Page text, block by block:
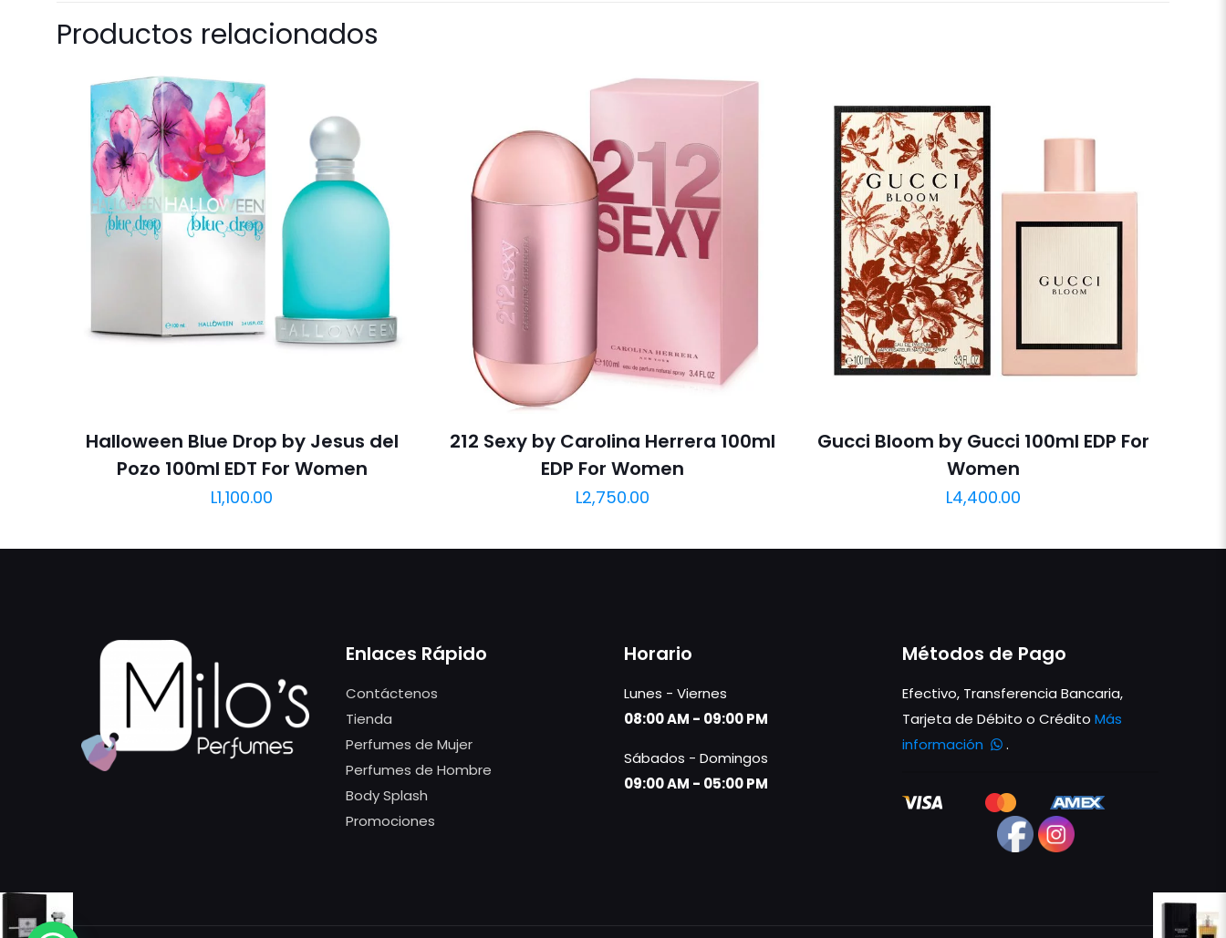
Productos relacionados
Halloween Blue Drop by Jesus del
Pozo 100ml EDT For Women
L1,100.00
212 Sexy by Carolina Herrera 100ml
EDP For Women
L2,750.00
Gucci Bloom by Gucci 100ml EDP For
Women
L4,400.00
Enlaces Rápido
Contáctenos
Tienda
Perfumes de Mujer
Perfumes de Hombre
Body Splash
Promociones
Horario
Lunes - Viernes
08:00 AM - 09:00 PM
Sábados - Domingos
09:00 AM - 05:00 PM
Métodos de Pago
Efectivo, Transferencia Bancaria,
Tarjeta de Débito o CréditoMás
información
.